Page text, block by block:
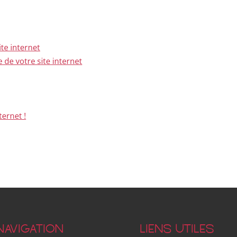
internet
de votre site internet
!
LIENS UTILES